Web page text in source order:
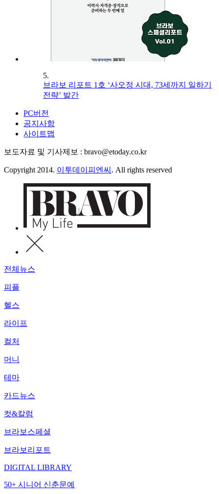
5.
브라보 리포트 1호 ‘사오정 시대, 73세까지 일하기
전략’ 발간
PC버전
공지사항
사이트맵
보도자료 및 기사제보 : bravo@etoday.co.kr
Copyright 2014. 이투데이피엔씨 . All rights reserved
전체뉴스
피플
헬스
라이프
컬처
머니
테마
카드뉴스
컷&칼럼
브라보스페셜
브라보리포트
DIGITAL LIBRARY
50+ 시니어 신춘문예